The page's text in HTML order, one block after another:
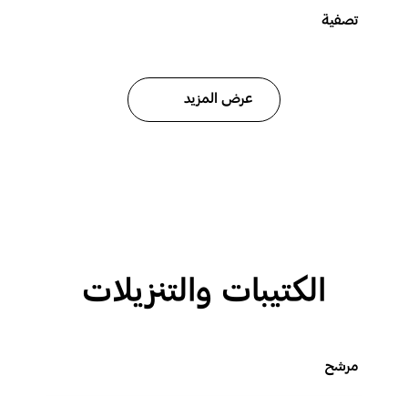
تصفية
عرض المزيد
الكتيبات والتنزيلات
مرشح